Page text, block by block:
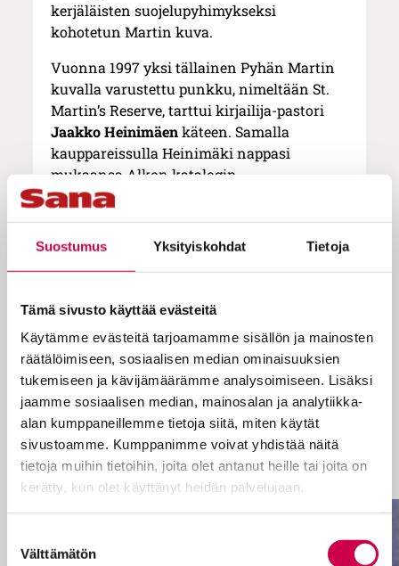
Suostumus Yksityiskohdat Tietoja
Tämä sivusto käyttää evästeitä
Käytämme evästeitä tarjoamamme sisällön ja mainosten
räätälöimiseen, sosiaalisen median ominaisuuksien
tukemiseen ja kävijämäärämme analysoimiseen. Lisäksi
jaamme sosiaalisen median, mainosalan ja analytiikka-
alan kumppaneillemme tietoja siitä, miten käytät
sivustoamme. Kumppanimme voivat yhdistää näitä
tietoja muihin tietoihin, joita olet antanut heille tai joita on
kerätty, kun olet käyttänyt heidän palvelujaan.
valinta
Välttämätön
kerjäläisten suojelupyhimykseksi
kohotetun Martin kuva.
Vuonna 1997 yksi tällainen Pyhän Martin
kuvalla varustettu punkku, nimeltään St.
Martin’s Reserve, tarttui kirjailija-pastori
Jaakko Heinimäenkäteen. Samalla
kauppareissulla Heinimäki nappasi
mukaansa Alkon katalogin.
– Merkkasin siihen kuulakärkikynällä
kristilliseen kuvastoon. Näitä viinejä oli
lopulta kymmeniä, Heinimäki muistelee.
Tuosta hetkestä alkoi yli
neljännesvuosisadan kestänyt matka
nautiskelun teologisiin kysymyksiin.
– Olenhan minä pikkupojasta asti tykännyt
hyvästä ruoasta. Lapsuudessani oli hetken
kohotus arjen tavallisuudesta, kun äiti teki
lämpimiä voileipiä. Niissä oli jotakin
taivaallista.